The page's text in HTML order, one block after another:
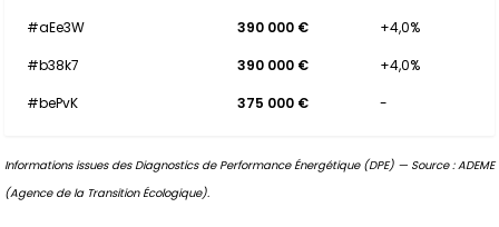
#aEe3W
390 000 €
+4,0%
#b38k7
390 000 €
+4,0%
#bePvK
375 000 € -
Informations issues des Diagnostics de Performance Énergétique (DPE) — Source : ADEME
(Agence de la Transition Écologique).